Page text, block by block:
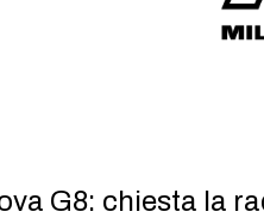
G8: chiesta la